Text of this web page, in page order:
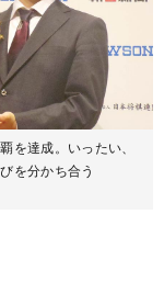
を達成。いったい、
を分かち合う